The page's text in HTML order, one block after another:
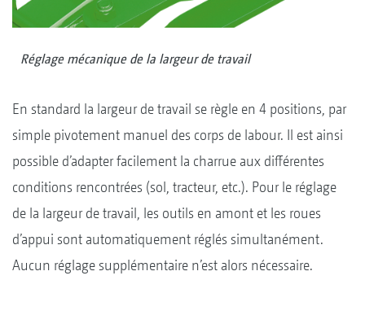
Réglage mécanique de la largeur de travail
En standard la largeur de travail se règle en 4 positions, par
simple pivotement manuel des corps de labour. Il est ainsi
possible d’adapter facilement la charrue aux différentes
conditions rencontrées (sol, tracteur, etc.). Pour le réglage
de la largeur de travail, les outils en amont et les roues
d’appui sont automatiquement réglés simultanément.
Aucun réglage supplémentaire n’est alors nécessaire.